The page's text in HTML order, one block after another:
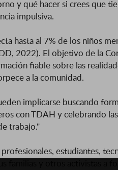
y qué hacer si crees que
impulsiva.
hasta al 7% de los niños
2022). El objetivo de la
fiable sobre las
a la comunidad.
implicarse buscando
con TDAH y celebrando
trabajo."
estudiantes,
familias y otros activistas